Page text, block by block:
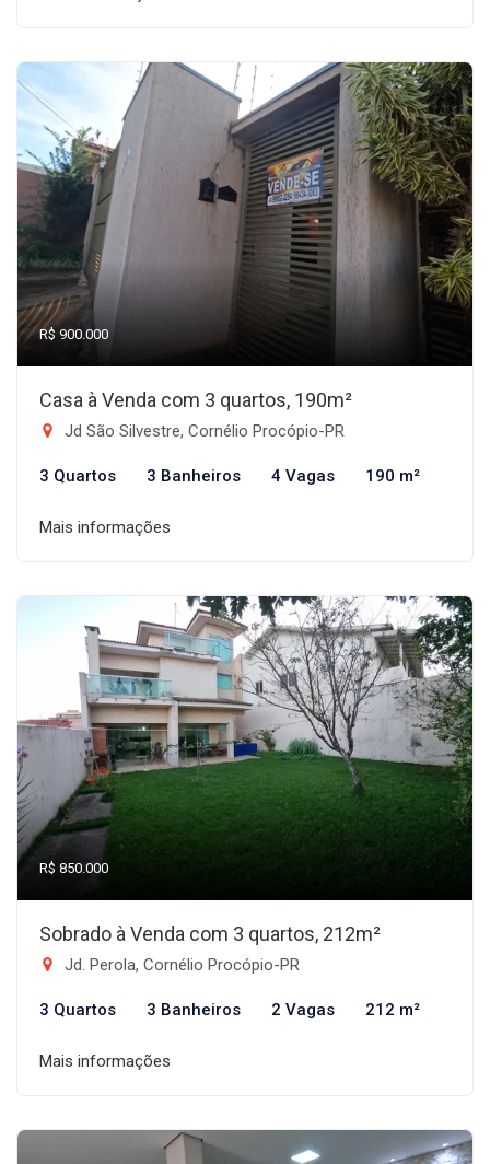
R$ 900.000
Casa à Venda com 3 quartos, 190m²
Jd São Silvestre, Cornélio Procópio-PR
3 Quartos 3 Banheiros 4 Vagas 190 m²
Mais informações
R$ 850.000
Sobrado à Venda com 3 quartos, 212m²
Jd. Perola, Cornélio Procópio-PR
3 Quartos 3 Banheiros 2 Vagas 212 m²
Mais informações